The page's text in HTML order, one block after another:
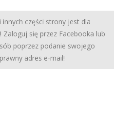
części strony jest dla
się przez Facebooka lub
poprzez podanie swojego
adres e-mail!